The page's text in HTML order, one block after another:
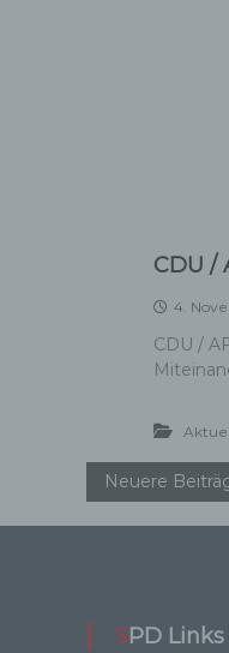
CDU /
4.
CDU /
BNeuere
SPD Links